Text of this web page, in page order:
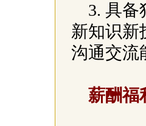
3. 具备
新知识新
沟通交流
薪酬福